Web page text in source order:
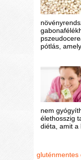
pótlás,
nem
élethosszig
diéta, amit a
gluténmentes